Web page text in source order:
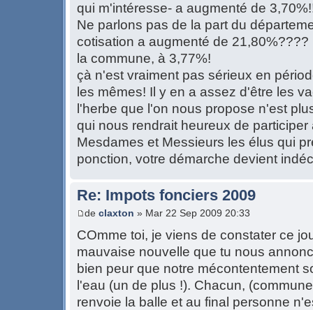
qui m'intéresse- a augmenté de
Ne parlons pas de la part du
cotisation a augmenté de
la commune, à 3,77%!
çà n'est vraiment pas sérieux en
les mêmes! Il y en a assez d'être les
l'herbe que l'on nous propose n'est
qui nous rendrait heureux de participer
Mesdames et Messieurs les élus qui
ponction, votre démarche devient
Re: Impots fonciers 2009
de claxton » Mar 22 Sep 2009 20:33
COmme toi, je viens de constater ce
mauvaise nouvelle que tu nous
bien peur que notre mécontentement
l'eau (un de plus !). Chacun,
renvoie la balle et au final personne